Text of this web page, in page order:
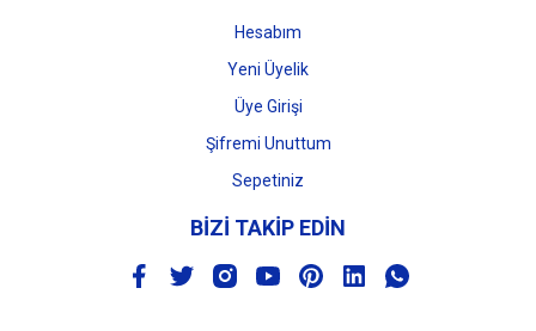
Hesabım
Yeni Üyelik
Üye Girişi
Şifremi Unuttum
Sepetiniz
BİZİ TAKİP EDİN